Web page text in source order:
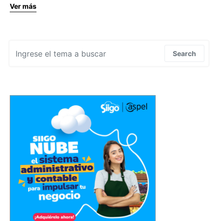
Ver más
Search